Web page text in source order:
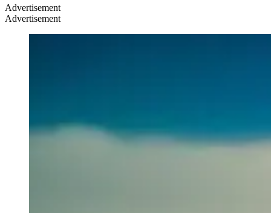
Advertisement
Advertisement